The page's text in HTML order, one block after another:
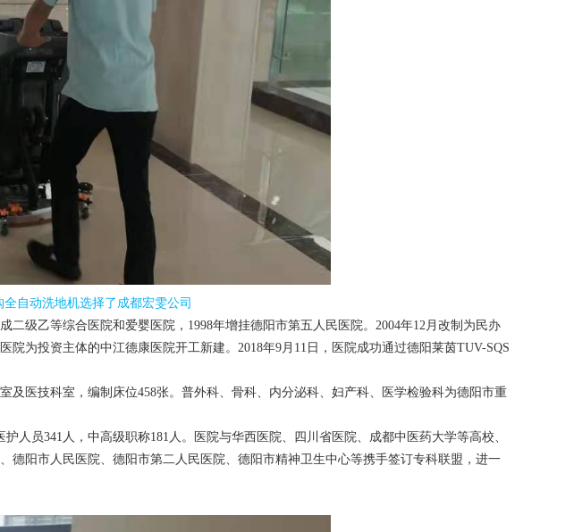
全自动洗地机选择了成都宏雯公司
级乙等综合医院和爱婴医院，1998年增挂德阳市第五人民医院。2004年12月改制为民办
为投资主体的中江德康医院开工新建。2018年9月11日，医院成功通过德阳莱茵TUV-SQS
医技科室，编制床位458张。普外科、骨科、内分泌科、妇产科、医学检验科为德阳市重
员341人，中高级职称181人。医院与华西医院、四川省医院、成都中医药大学等高校、
阳市人民医院、德阳市第二人民医院、德阳市精神卫生中心等携手签订专科联盟，进一